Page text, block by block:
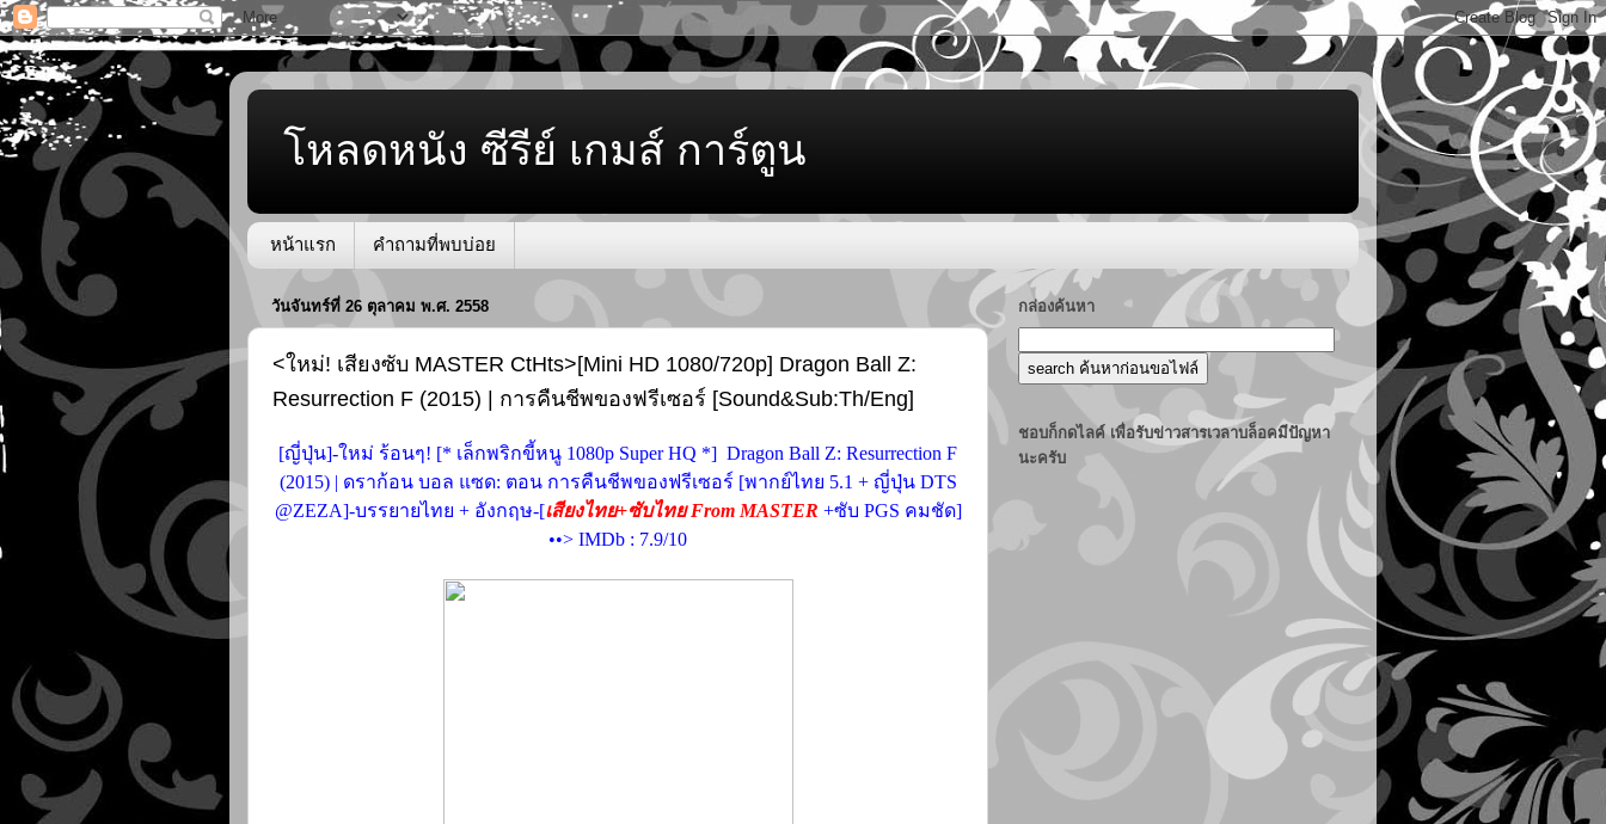
โหลดหนัง ซีรีย์ เกมส์ การ์ตูน
หน้าแรก คำถามที่พบบ่อย
วันจันทร์ที่ 26 ตุลาคม พ.ศ. 2558
<ใหม่! เสียงซับ MASTER CtHts>[Mini HD 1080/720p] Dragon Ball Z:
Resurrection F (2015) | การคืนชีพของฟรีเซอร์ [Sound&Sub:Th/Eng]
[ญี่ปุ่น]-ใหม่ ร้อนๆ! [* เล็กพริกขี้หนู 1080p Super HQ *] Dragon Ball Z: Resurrection F
(2015) | ดราก้อน บอล แซด: ตอน การคืนชีพของฟรีเซอร์ [พากย์ไทย 5.1 + ญี่ปุ่น DTS
@ZEZA]-บรรยายไทย + อังกฤษ-[เสียงไทย+ซับไทย From MASTER +ซับ PGS คมชัด]
••> IMDb : 7.9/10
กล่องค้นหา
ชอบก็กดไลค์ เพื่อรับข่าวสารเวลาบล็อคมีปัญหา
นะครับ